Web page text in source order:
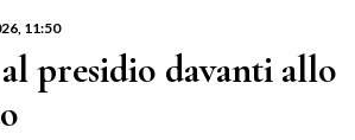
, 11:50
presidio davanti allo